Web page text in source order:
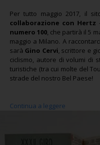
Per tutto maggio 2017, il
collaborazione con Hertz
numero 100, che partirà il 5
maggio a Milano. A
sarà Gino Cervi, scrittore e
ciclismo, autore di volumi di
turistiche (tra cui molte del
strade del nostro Bel Paese!
Continua a leggere